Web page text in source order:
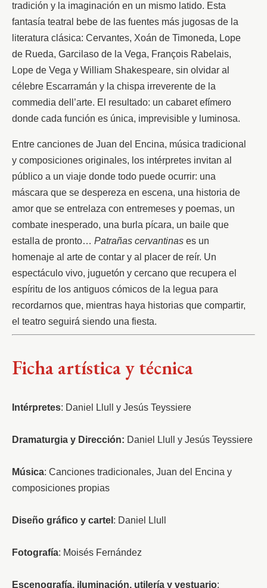
tradición y la imaginación en un mismo latido. Esta
fantasía teatral bebe de las fuentes más jugosas de la
literatura clásica: Cervantes, Xoán de Timoneda, Lope
de Rueda, Garcilaso de la Vega, François Rabelais,
Lope de Vega y William Shakespeare, sin olvidar al
célebre Escarramán y la chispa irreverente de la
commedia dell’arte. El resultado: un cabaret efímero
donde cada función es única, imprevisible y luminosa.
Entre canciones de Juan del Encina, música tradicional
y composiciones originales, los intérpretes invitan al
público a un viaje donde todo puede ocurrir: una
máscara que se despereza en escena, una historia de
amor que se entrelaza con entremeses y poemas, un
combate inesperado, una burla pícara, un baile que
estalla de pronto… Patrañas cervantinas es un
homenaje al arte de contar y al placer de reír. Un
espectáculo vivo, juguetón y cercano que recupera el
espíritu de los antiguos cómicos de la legua para
recordarnos que, mientras haya historias que compartir,
el teatro seguirá siendo una fiesta.
Ficha artística y técnica
Intérpretes: Daniel Llull y Jesús Teyssiere
Dramaturgia y Dirección: Daniel Llull y Jesús Teyssiere
Música: Canciones tradicionales, Juan del Encina y
composiciones propias
Diseño gráfico y cartel : Daniel Llull
Fotografía: Moisés Fernández
Escenografía, iluminación, utilería y vestuario: